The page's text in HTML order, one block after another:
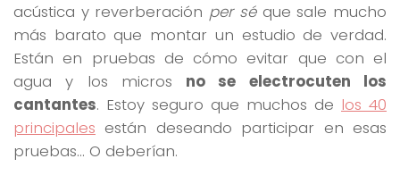
acústica y reverberación per séque sale mucho
más barato que montar un estudio de verdad.
Están en pruebas de cómo evitar que con el
agua y los micros no se electrocuten los
cantantes. Estoy seguro que muchos de los 40
principales están deseando participar en esas
pruebas… O deberían.